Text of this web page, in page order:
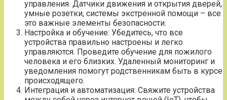
управления. Датчики движения и открытия дверей,
умные розетки, системы экстренной помощи – все
это важные элементы безопасности.
Настройка и обучение: Убедитесь, что все
устройства правильно настроены и легко
управляются. Проведите обучение для пожилого
человека и его близких. Удаленный мониторинг и
уведомления помогут родственникам быть в курсе
происходящего.
Интеграция и автоматизация: Свяжите устройства